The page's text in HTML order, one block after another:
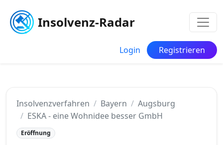
Insolvenz-Radar
Login Registrieren
Insolvenzverfahren Bayern
Augsburg
ESKA - eine Wohnidee besser GmbH
Eröffnung